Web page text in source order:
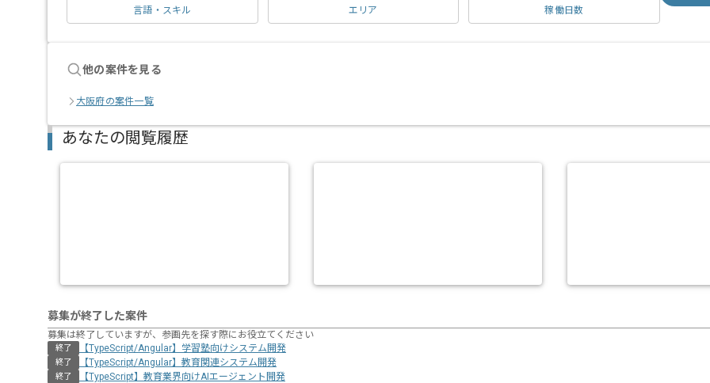
言語・スキル エリア 稼働日数
他の案件を見る
大阪府の案件一覧
あなたの閲覧履歴
募集が終了した案件
募集は終了していますが、参画先を探す際にお役立てください
終了 【TypeScript/Angular】学習塾向けシステム開発
終了 【TypeScript/Angular】教育関連システム開発
終了 【TypeScript】教育業界向けAIエージェント開発